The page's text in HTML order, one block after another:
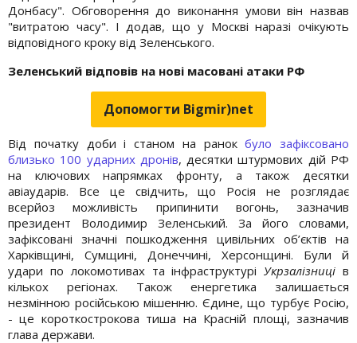
Донбасу". Обговорення до виконання умови він назвав
"витратою часу". І додав, що у Москві наразі очікують
відповідного кроку від Зеленського.
Зеленський відповів на нові масовані атаки РФ
Допомогти Bigmir)net
Від початку доби і станом на ранокбуло зафіксовано
близько 100 ударних дронів, десятки штурмових дій РФ
на ключових напрямках фронту, а також десятки
авіаударів. Все це свідчить, що Росія не розглядає
всерйоз можливість припинити вогонь, зазначив
президент Володимир Зеленський. За його словами,
зафіксовані значні пошкодження цивільних об’єктів на
Харківщині, Сумщині, Донеччині, Херсонщині. Були й
удари по локомотивах та інфраструктурі Укрзалізниці в
кількох регіонах. Також енергетика залишається
незмінною російською мішенню. Єдине, що турбує Росію,
- це короткострокова тиша на Красній площі, зазначив
глава держави.